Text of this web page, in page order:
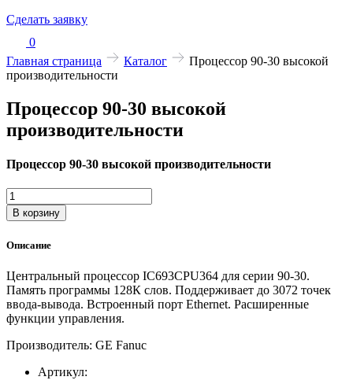
Сделать заявку
0
Главная страница
Каталог
Процессор 90-30 высокой
производительности
Процессор 90-30 высокой
производительности
Процессор 90-30 высокой производительности
Количество
товара
Процессор
30
производительности
В корзину
Описание
Центральный процессор IC693CPU364 для серии 90-30.
Память программы 128К слов. Поддерживает до 3072 точек
ввода-вывода. Встроенный порт Ethernet. Расширенные
функции управления.
Производитель: GE Fanuc
Артикул: